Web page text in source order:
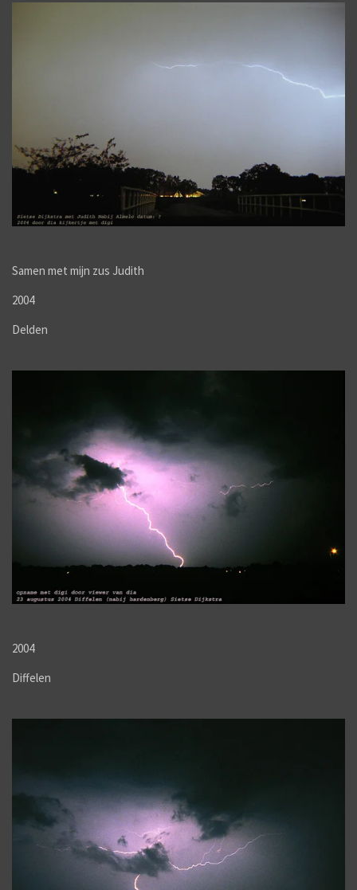
Samen met mijn zus Judith
2004
Delden
2004
Diffelen